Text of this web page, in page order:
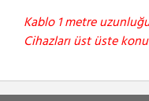
Kablo 1 metre
Cihazları üst üste